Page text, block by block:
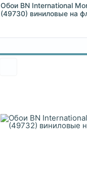
Обои BN International
(49730) виниловые на